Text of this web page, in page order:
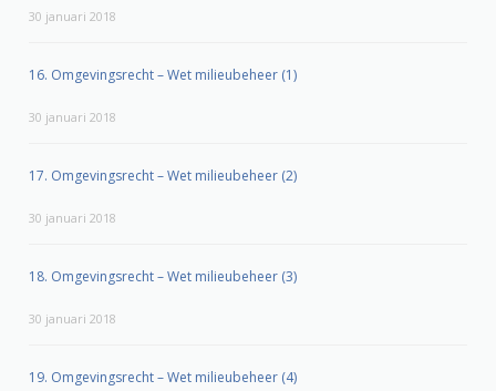
30 januari 2018
16. Omgevingsrecht – Wet milieubeheer (1)
30 januari 2018
17. Omgevingsrecht – Wet milieubeheer (2)
30 januari 2018
18. Omgevingsrecht – Wet milieubeheer (3)
30 januari 2018
19. Omgevingsrecht – Wet milieubeheer (4)